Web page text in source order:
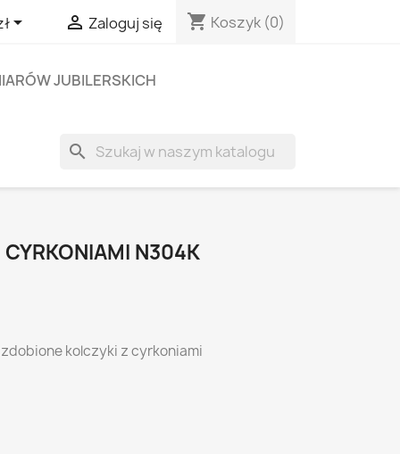
  Zaloguj się shopping_cart Koszyk (0)
JUBILERSKICH
search
N304K
kolczyki z cyrkoniami